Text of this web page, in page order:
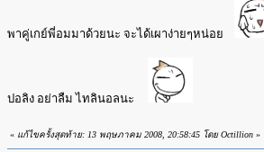
พาคู่เกย์พี่อมมาด้วยนะ จะได้เผาง่ายๆหน่อย
ปอลิง อย่าลืม ไทลินอลนะ
« แก้ไขครั้งสุดท้าย: 13 พฤษภาคม 2008, 20:58:45 โดย Octillion»